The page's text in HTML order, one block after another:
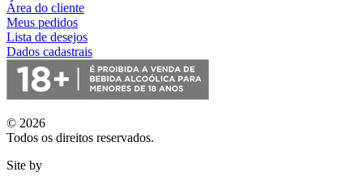
Área do cliente
Meus pedidos
Lista de desejos
Dados cadastrais
© 2026
Todos os direitos reservados.
Site by